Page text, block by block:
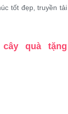
tốt đẹp, truyền tải
quà tặng